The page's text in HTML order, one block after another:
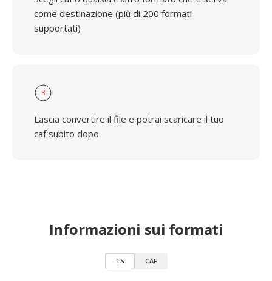
come destinazione (più di 200 formati
supportati)
3
Lascia convertire il file e potrai scaricare il tuo
caf subito dopo
Informazioni sui formati
TS CAF